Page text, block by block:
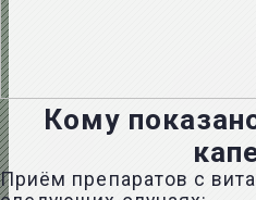
Кому
Приём препаратов с